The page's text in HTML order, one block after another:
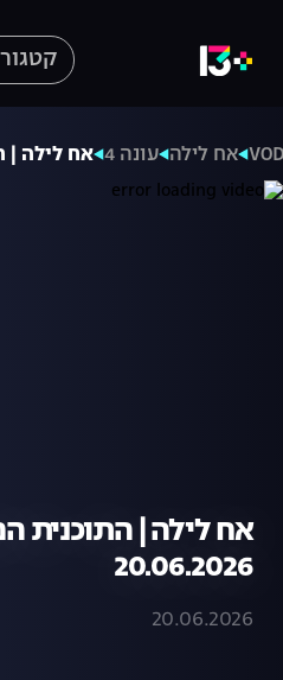
אח לילה עונה 4 אח לילה |
אח לילה | התוכנית
20.06.2026
20.06.2026